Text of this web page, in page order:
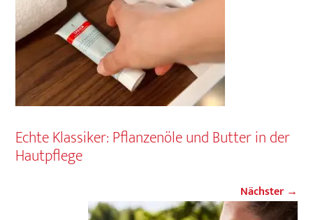
Echte Klassiker: Pflanzenöle und Butter in der
Hautpflege
Nächster →